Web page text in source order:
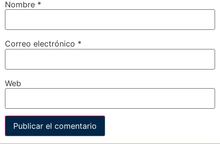
Nombre *
Correo electrónico *
Web